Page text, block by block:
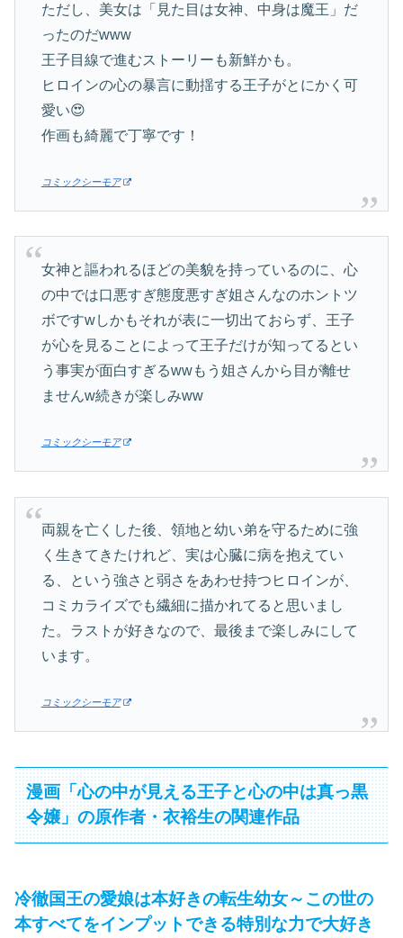
ただし、美女は「見た目は女神、中身は魔王」だ
ったのだwww
王子目線で進むストーリーも新鮮かも。
ヒロインの心の暴言に動揺する王子がとにかく可
愛い😍
作画も綺麗で丁寧です！
コミックシーモア
女神と謳われるほどの美貌を持っているのに、心
の中では口悪すぎ態度悪すぎ姐さんなのホントツ
ボですwしかもそれが表に一切出ておらず、王子
が心を見ることによって王子だけが知ってるとい
う事実が面白すぎるwwもう姐さんから目が離せ
ませんw続きが楽しみww
コミックシーモア
両親を亡くした後、領地と幼い弟を守るために強
く生きてきたけれど、実は心臓に病を抱えてい
る、という強さと弱さをあわせ持つヒロインが、
コミカライズでも繊細に描かれてると思いまし
た。ラストが好きなので、最後まで楽しみにして
います。
コミックシーモア
漫画「心の中が見える王子と心の中は真っ黒
令嬢」の原作者・衣裕生の関連作品
冷徹国王の愛娘は本好きの転生幼女～この世の
本すべてをインプットできる特別な力で大好き